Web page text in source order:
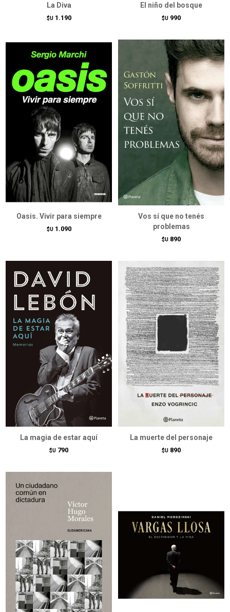
La Diva
$U 1.190
El niño del bosque
$U 990
Oasis. Vivir para siempre
$U 1.090
Vos sí que no tenés
problemas
$U 890
La magia de estar aquí
$U 790
La muerte del personaje
$U 890